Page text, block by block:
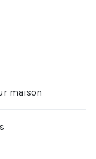
maison